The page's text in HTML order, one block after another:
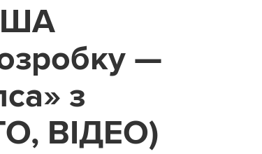
—
з
ВІДЕО)